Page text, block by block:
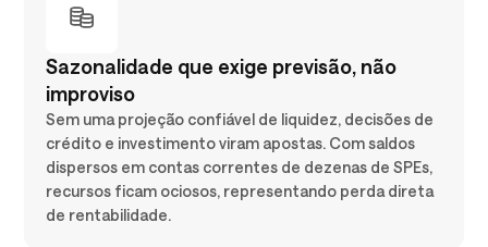
Sazonalidade que exige previsão, não
improviso
Sem uma projeção confiável de liquidez, decisões de
crédito e investimento viram apostas. Com saldos
dispersos em contas correntes de dezenas de SPEs,
recursos ficam ociosos, representando perda direta
de rentabilidade.